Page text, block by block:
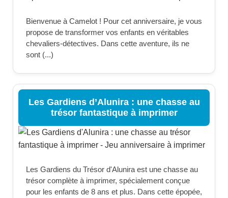
Bienvenue à Camelot ! Pour cet anniversaire, je vous
propose de transformer vos enfants en véritables
chevaliers-détectives. Dans cette aventure, ils ne
sont (...)
Les Gardiens d’Alunira : une chasse au
trésor fantastique à imprimer
Les Gardiens du Trésor d'Alunira est une chasse au
trésor complète à imprimer, spécialement conçue
pour les enfants de 8 ans et plus. Dans cette épopée,